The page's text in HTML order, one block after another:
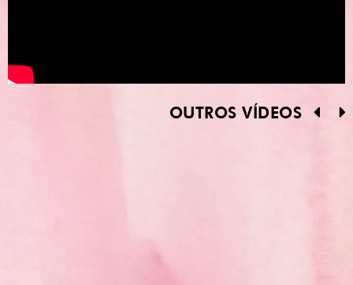
OUTROS VÍDEOS